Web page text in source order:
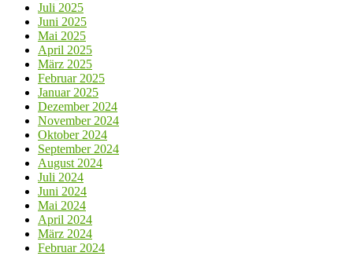
Juli 2025
Juni 2025
Mai 2025
April 2025
März 2025
Februar 2025
Januar 2025
Dezember 2024
November 2024
Oktober 2024
September 2024
August 2024
Juli 2024
Juni 2024
Mai 2024
April 2024
März 2024
Februar 2024